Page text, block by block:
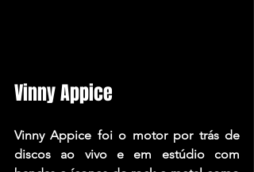
Vinny Appice
Vinny Appice foi o motor por trás de
discos ao vivo e em estúdio com